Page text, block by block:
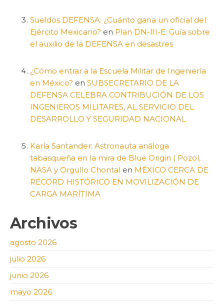
Sueldos DEFENSA: ¿Cuánto gana un oficial del
Ejército Mexicano? en Plan DN-III-E: Guía sobre
el auxilio de la DEFENSA en desastres
¿Cómo entrar a la Escuela Militar de Ingeniería
en México? en SUBSECRETARIO DE LA
DEFENSA CELEBRA CONTRIBUCIÓN DE LOS
INGENIEROS MILITARES, AL SERVICIO DEL
DESARROLLO Y SEGURIDAD NACIONAL
Karla Santander: Astronauta análoga
tabasqueña en la mira de Blue Origin | Pozol,
NASA y Orgullo Chontal en MÉXICO CERCA DE
RÉCORD HISTÓRICO EN MOVILIZACIÓN DE
CARGA MARÍTIMA
Archivos
agosto 2026
julio 2026
junio 2026
mayo 2026